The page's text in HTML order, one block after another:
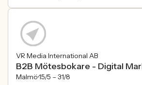
VR Media International AB
B2B Mötesbokare - Digital
Malmö15/5 – 31/8